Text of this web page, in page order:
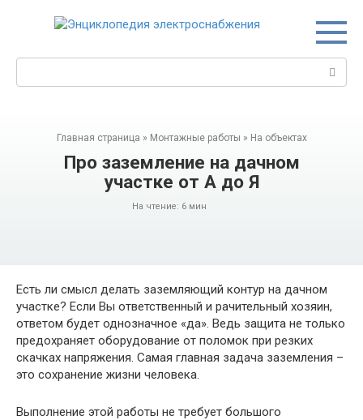
Главная страница » Монтажные работы » На объектах
Про заземление на дачном
участке от А до Я
На чтение: 6 мин
Есть ли смысл делать заземляющий контур на дачном
участке? Если Вы ответственный и рачительный хозяин,
ответом будет однозначное «да». Ведь защита не только
предохраняет оборудование от поломок при резких
скачках напряжения. Самая главная задача заземления –
это сохранение жизни человека.
Выполнение этой работы не требует большого